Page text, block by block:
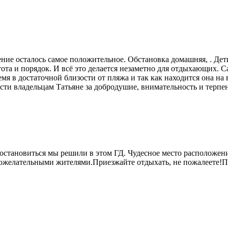
осталось самое положительное. Обстановка домашняя, .
и порядок. И всё это делается незаметно для отдыхающих.
достаточной близости от пляжа и так как находится она
владельцам Татьяне за добродушие, внимательность и
мы решили в этом ГД. Чудесное место
жителями.Приезжайте отдыхать, не